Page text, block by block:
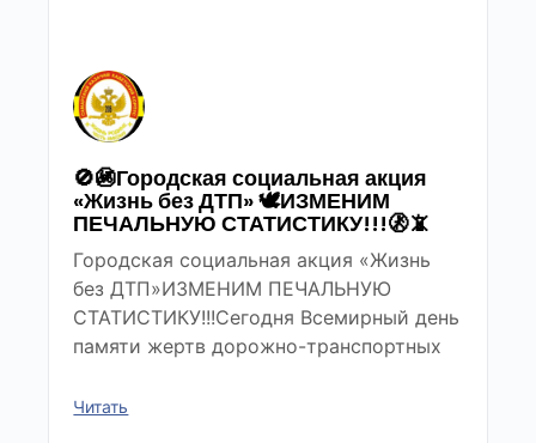
🚫🚳Городская социальная акция
«Жизнь без ДТП» 🕊ИЗМЕНИМ
ПЕЧАЛЬНУЮ СТАТИСТИКУ!!!🚷📵
Городская социальная акция «Жизнь
без ДТП»ИЗМЕНИМ ПЕЧАЛЬНУЮ
СТАТИСТИКУ!!!Сегодня Всемирный день
памяти жертв дорожно-транспортных
Читать